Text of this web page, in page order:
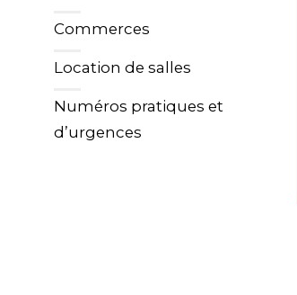
Commerces
Location de salles
Numéros pratiques et
d’urgences